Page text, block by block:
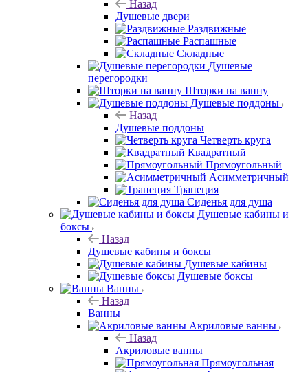
Назад
Душевые двери
Раздвижные
Распашные
Складные
Душевые
перегородки
Шторки на ванну
Душевые поддоны
Назад
Душевые поддоны
Четверть круга
Квадратный
Прямоугольный
Асимметричный
Трапеция
Сиденья для душа
Душевые кабины и
боксы
Назад
Душевые кабины и боксы
Душевые кабины
Душевые боксы
Ванны
Назад
Ванны
Акриловые ванны
Назад
Акриловые ванны
Прямоугольная